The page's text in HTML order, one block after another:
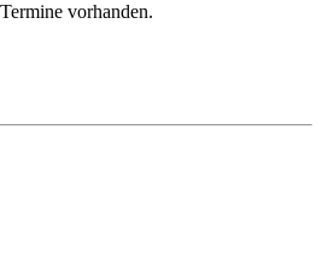
vorhanden.